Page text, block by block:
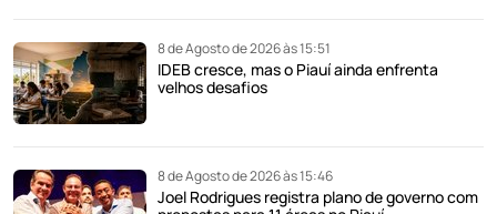
8 de Agosto de 2026 às 15:51
IDEB cresce, mas o Piauí ainda enfrenta
velhos desafios
8 de Agosto de 2026 às 15:46
Joel Rodrigues registra plano de governo com